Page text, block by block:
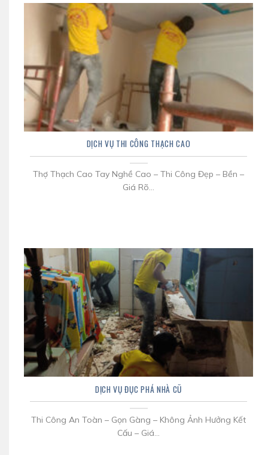
DỊCH VỤ THI CÔNG THẠCH CAO
Thợ Thạch Cao Tay Nghề Cao – Thi Công Đẹp – Bền –
Giá Rõ...
DỊCH VỤ ĐỤC PHÁ NHÀ CŨ
Thi Công An Toàn – Gọn Gàng – Không Ảnh Hưởng Kết
Cấu – Giá...